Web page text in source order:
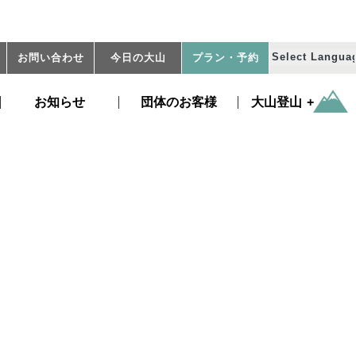
お問い合わせ 今日の大山 プラン ・予約
お知らせ 団体のお客様 大山登山